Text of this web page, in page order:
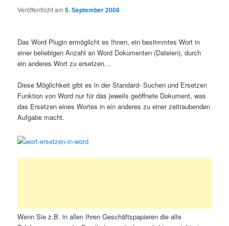
Veröffentlicht am5. September 2008
Das Word Plugin ermöglicht es Ihnen, ein bestimmtes Wort in
einer beliebigen Anzahl an Word Dokumenten (Dateien), durch
ein anderes Wort zu ersetzen…
Diese Möglichkeit gibt es in der Standard- Suchen und Ersetzen
Funktion von Word nur für das jeweils geöffnete Dokument, was
das Ersetzen eines Wortes in ein anderes zu einer zeitraubenden
Aufgabe macht.
Wenn Sie z.B. in allen Ihren Geschäftspapieren die alte